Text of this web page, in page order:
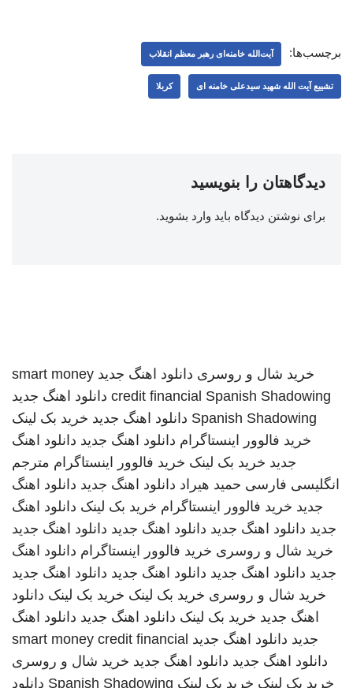
برچسب‌ها: آیت‌الله خامنه‌ای رهبر معظم انقلاب
تشییع آیت الله شهید سیدعلی خامنه ای کربلا
دیدگاهتان را بنویسید
برای نوشتن دیدگاه باید وارد بشوید.
خرید شال و روسری دانلود اهنگ جدید smart money
credit financial Spanish Shadowing
دانلود اهنگ جدید
Spanish Shadowing دانلود اهنگ جدید خرید بک لینک
خرید فالوور اینستاگرام دانلود اهنگ جدید دانلود اهنگ
جدید خرید بک لینک خرید فالوور اینستاگرام مترجم
انگلیسی فارسی حمید هیراد دانلود اهنگ جدید دانلود اهنگ
جدید خرید فالوور اینستاگرام خرید بک لینک دانلود اهنگ
جدید دانلود اهنگ جدید دانلود اهنگ جدید دانلود اهنگ جدید
خرید شال و روسری خرید فالوور اینستاگرام دانلود اهنگ
جدید دانلود اهنگ جدید دانلود اهنگ جدید دانلود اهنگ جدید
خرید شال و روسری خرید بک لینک خرید بک لینک دانلود
اهنگ جدید خرید بک لینک دانلود اهنگ جدید دانلود اهنگ
جدید دانلود اهنگ جدید smart money credit financial
دانلود اهنگ جدید دانلود اهنگ جدید خرید شال و روسری
خرید بک لینک خرید بک لینک Spanish Shadowing دانلود